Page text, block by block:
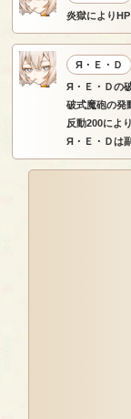
炎獄により
Я・Ｅ・Ｄ
Я・Ｅ・Ｄの
破式魔砲の発
反動200によ
Я・Ｅ・Ｄは